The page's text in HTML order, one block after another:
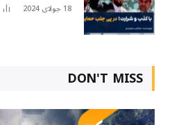
18 جولای 2024
DON'T MISS